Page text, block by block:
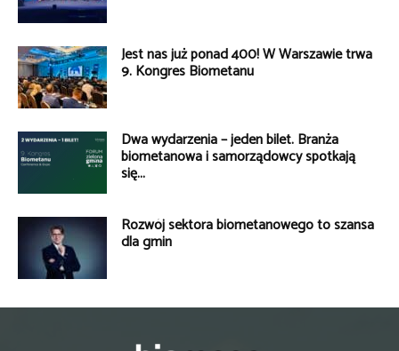
Jest nas już ponad 400! W Warszawie trwa
9. Kongres Biometanu
Dwa wydarzenia – jeden bilet. Branża
biometanowa i samorządowcy spotkają
się...
Rozwój sektora biometanowego to szansa
dla gmin